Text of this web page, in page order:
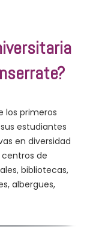
los primeros
estudiantes
en diversidad
centros de
bibliotecas,
albergues,